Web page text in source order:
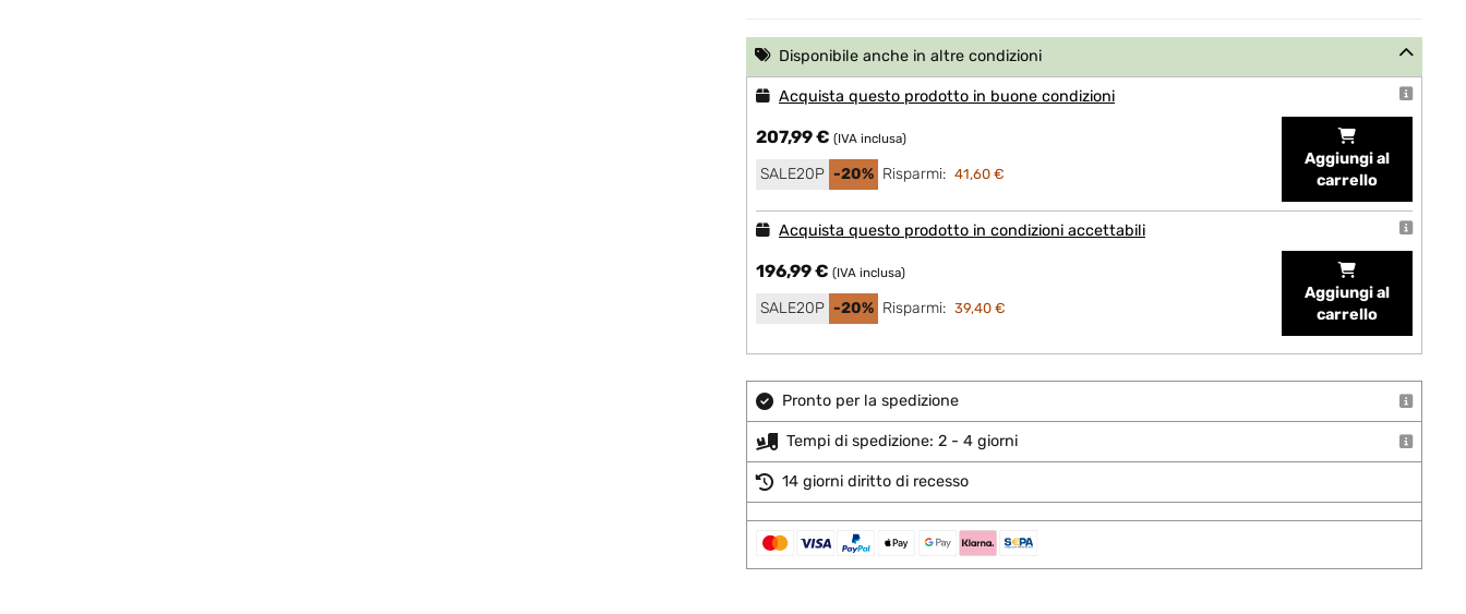
Disponibile anche in altre condizioni
Acquista questo prodotto in buone condizioni
207,99 € (IVA inclusa)
SALE20P -20% Risparmi: 41,60 €
Aggiungi al
carrello
Acquista questo prodotto in condizioni accettabili
196,99 € (IVA inclusa)
SALE20P -20% Risparmi: 39,40 €
Aggiungi al
carrello
Pronto per la spedizione
Tempi di spedizione: 2 - 4 giorni
14 giorni diritto di recesso